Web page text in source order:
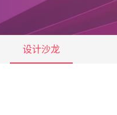
设计沙龙